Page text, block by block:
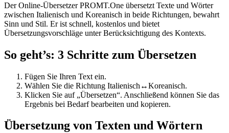
Der Online-Übersetzer PROMT.One übersetzt Texte und Wörter
zwischen Italienisch und Koreanisch in beide Richtungen, bewahrt
Sinn und Stil. Er ist schnell, kostenlos und bietet
Übersetzungsvorschläge unter Berücksichtigung des Kontexts.
So geht’s: 3 Schritte zum Übersetzen
Fügen Sie Ihren Text ein.
Wählen Sie die Richtung Italienisch↔Koreanisch.
Klicken Sie auf „Übersetzen“. Anschließend können Sie das
Ergebnis bei Bedarf bearbeiten und kopieren.
Übersetzung von Texten und Wörtern